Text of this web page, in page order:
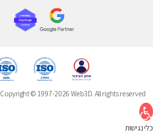
Copyright © 1997-2026 Web3D. All rights reserved
פתח סרגל נגישות
כלי נגישות